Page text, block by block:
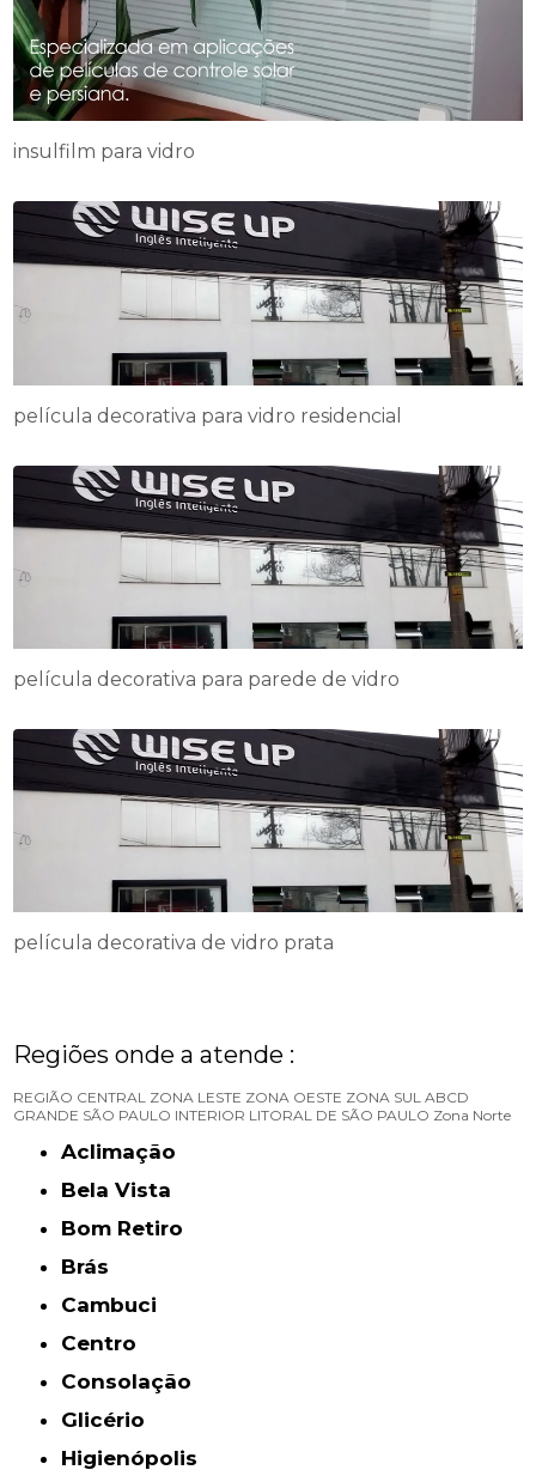
insulfilm para vidro
película decorativa para vidro residencial
película decorativa para parede de vidro
película decorativa de vidro prata
Regiões onde a atende :
REGIÃO CENTRAL ZONA LESTE ZONA OESTE ZONA SUL ABCD
GRANDE SÃO PAULO INTERIOR LITORAL DE SÃO PAULO Zona Norte
Aclimação
Bela Vista
Bom Retiro
Brás
Cambuci
Centro
Consolação
Glicério
Higienópolis